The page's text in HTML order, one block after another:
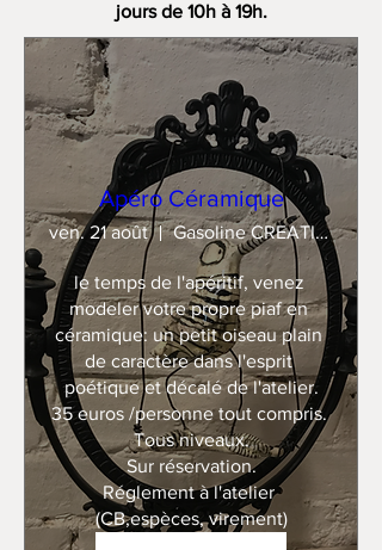
jours de 10h à 19h.
Apéro Céramique
ven. 21 août Gasoline CREATION
le temps de l'apéritif, venez
modeler votre propre piaf en
céramique: un petit oiseau plain
de caractère dans l'esprit
poétique et décalé de l'atelier.
35 euros /personne tout compris.
Tous niveaux.
Sur réservation.
Réglement à l'atelier
(CB,espèces, virement)